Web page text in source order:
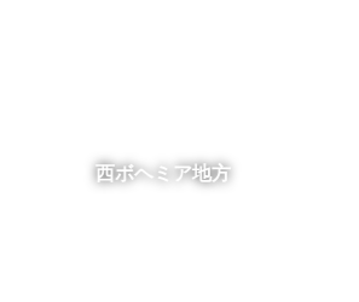
西ボヘミア地方